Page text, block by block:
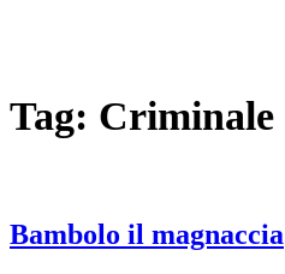
Tag: Criminale
Bambolo il magnaccia